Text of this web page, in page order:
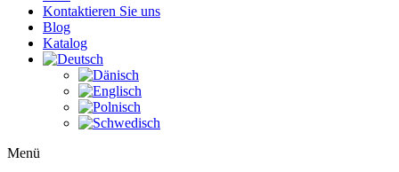
Kontaktieren Sie uns
Blog
Katalog
Menü